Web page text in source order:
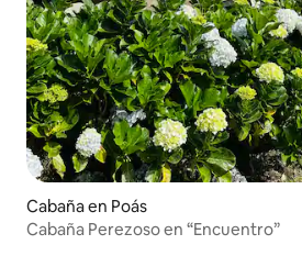
Cabaña en Poás
Cabaña Perezoso en “Encuentro”